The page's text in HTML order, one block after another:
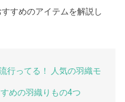
すめのアイテムを解説し
行ってる！ 人気の羽織モ
めの羽織りもの4つ